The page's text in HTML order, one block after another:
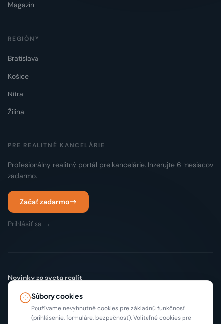
Magazín
REGIÓNY
Bratislava
Košice
Nitra
Žilina
PRE REALITNÉ KANCELÁRIE
Profesionálny realitný portál pre kancelárie. Inzerujte 6 mesiacov
zadarmo.
Začať zadarmo
Prihlásiť sa →
Novinky zo sveta realít
Súbory cookies
Používame nevyhnutné cookies pre základnú funkčnosť
(prihlásenie, formuláre, bezpečnosť). Voliteľné cookies pre